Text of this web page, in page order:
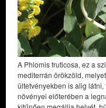
A Phlomis fruticosa, ez a
mediterrán örökzöld,
ültetvényekben is alig
növényei előterében a